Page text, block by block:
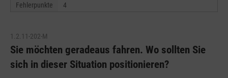
Fehlerpunkte
4
1.2.11-202-M
Sie möchten geradeaus fahren. Wo sollten Sie
sich in dieser Situation positionieren?